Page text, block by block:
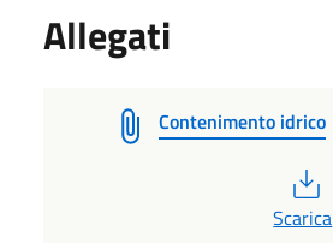
Allegati
Contenimento idrico
Scarica